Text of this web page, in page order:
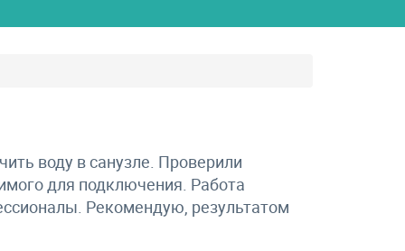
воду в санузле. Проверили
для подключения. Работа
Рекомендую, результатом